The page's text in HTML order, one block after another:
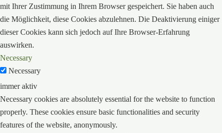
mit Ihrer Zustimmung in Ihrem Browser gespeichert. Sie haben auch
die Möglichkeit, diese Cookies abzulehnen. Die Deaktivierung einiger
dieser Cookies kann sich jedoch auf Ihre Browser-Erfahrung
auswirken.
Necessary
Necessary
immer aktiv
Necessary cookies are absolutely essential for the website to function
properly. These cookies ensure basic functionalities and security
features of the website, anonymously.